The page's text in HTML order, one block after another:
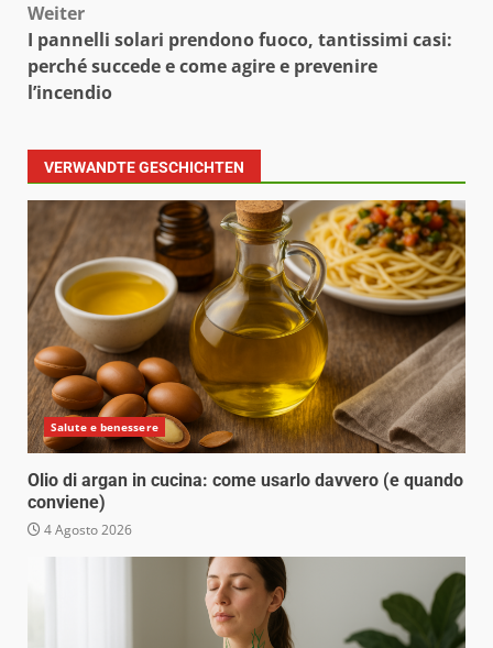
Weiter
I pannelli solari prendono fuoco, tantissimi casi:
perché succede e come agire e prevenire
l’incendio
VERWANDTE GESCHICHTEN
Salute e benessere
Olio di argan in cucina: come usarlo davvero (e quando
conviene)
4 Agosto 2026